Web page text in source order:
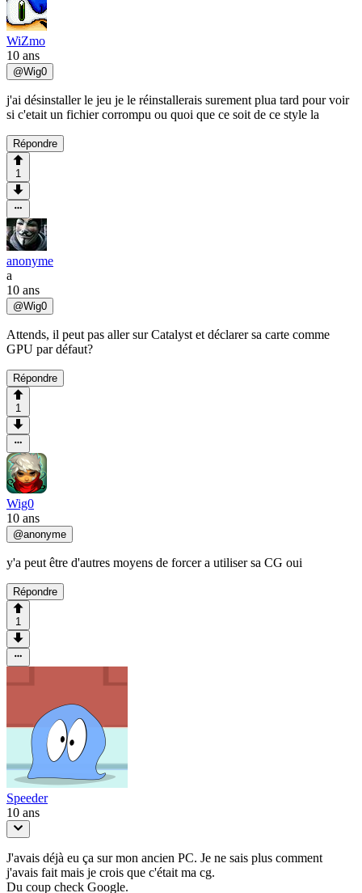
WiZmo
10 ans
@Wig0
j'ai désinstaller le jeu je le réinstallerais surement plua tard pour voir
si c'etait un fichier corrompu ou quoi que ce soit de ce style la
Répondre
1
anonyme
a
10 ans
@Wig0
Attends, il peut pas aller sur Catalyst et déclarer sa carte comme
GPU par défaut?
Répondre
1
Wig0
10 ans
@anonyme
y'a peut être d'autres moyens de forcer a utiliser sa CG oui
Répondre
1
Speeder
10 ans
J'avais déjà eu ça sur mon ancien PC. Je ne sais plus comment
j'avais fait mais je crois que c'était ma cg.
Du coup check Google.